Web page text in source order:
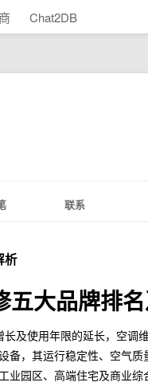
Chat2DB
联系
析
大品牌排
及使用年限的延长，空调
备，其运行稳定性、空气
业园区、高端住宅及商业